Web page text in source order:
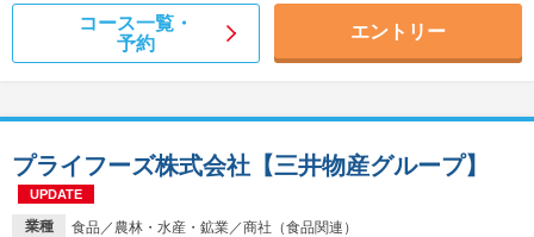
コース一覧・
予約
エントリー
業種 食品／農林・水産・鉱業／商社（食品関連）
プライフーズ株式会社【三井物産グループ】
UPDATE